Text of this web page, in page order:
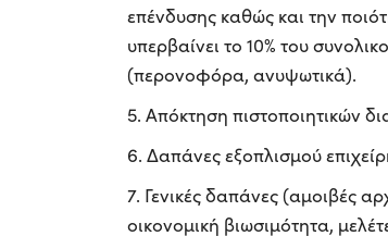
επένδυσης καθώς και την
υπερβαίνει το 10% του
(περονοφόρα, ανυψωτικά).
5. Απόκτηση πιστοποιητικών
6. Δαπάνες εξοπλισμού
7. Γενικές δαπάνες (αμοιβές
οικονομική βιωσιμότητα,